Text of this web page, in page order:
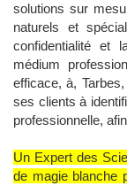
solutions sur
naturels et
confidentialité et
médium
efficace, à,
ses clients à
professionnelle,
Un Expert des
de magie blanche